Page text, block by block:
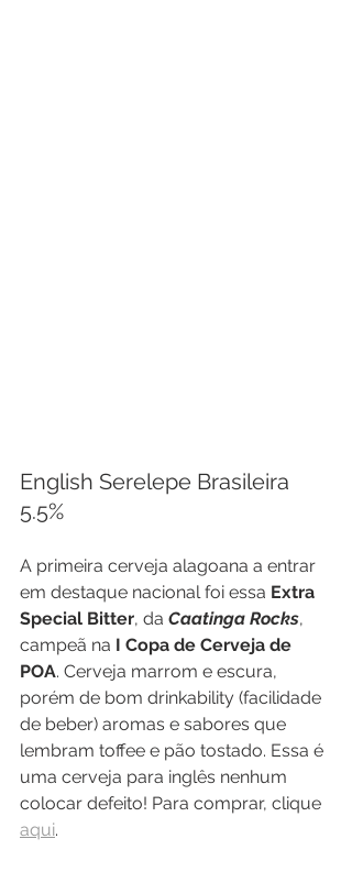
English Serelepe Brasileira
5.5%
A primeira cerveja alagoana a entrar
em destaque nacional foi essa Extra
Special Bitter, da Caatinga Rocks,
campeã na I Copa de Cerveja de
POA. Cerveja marrom e escura,
porém de bom drinkability (facilidade
de beber) aromas e sabores que
lembram toffee e pão tostado. Essa é
uma cerveja para inglês nenhum
colocar defeito! Para comprar, clique
aqui.